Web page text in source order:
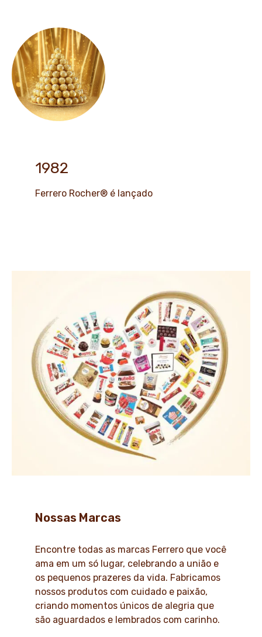
1982
Ferrero Rocher® é lançado
Nossas Marcas
Encontre todas as marcas Ferrero que você
ama em um só lugar, celebrando a união e
os pequenos prazeres da vida. Fabricamos
nossos produtos com cuidado e paixão,
criando momentos únicos de alegria que
são aguardados e lembrados com carinho.